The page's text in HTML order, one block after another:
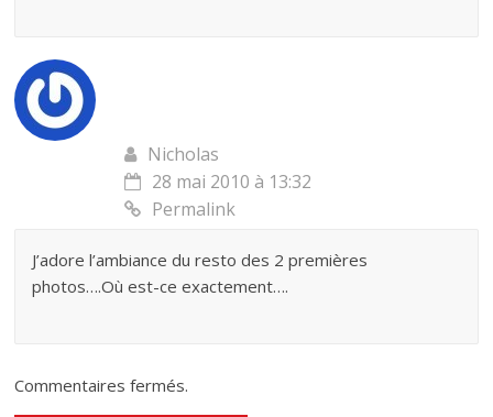
Nicholas
28 mai 2010 à 13:32
Permalink
J’adore l’ambiance du resto des 2 premières
photos….Où est-ce exactement….
Commentaires fermés.